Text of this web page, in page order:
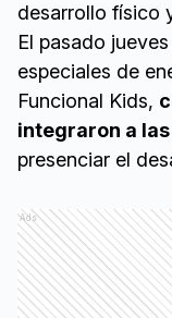
desarrollo físico
El pasado
especiales de
Funcional Kids,
integraron a
presenciar el
Ads